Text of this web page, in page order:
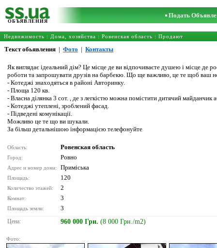
ОБЪЯВЛЕНИЯ
Подать
Недвижимость : Дома, хозяйства : Ровенская область : Продают
Текст обьявления | Фото | Контакты
Як виглядає ідеальний дім? Це місце де ви відпочиваєте душею і місце де
роботи та запрошувати друзів на барбекю. Що ще важливо, це те щоб ваш
- Котеджі знаходяться в районі Авторинку.
- Площа 120 кв.
- Власна ділянка 3 сот. , де з легкістю можна помістити дитячий майданчик
- Котеджі утеплені, зроблений фасад.
- Підведені комунікації.
Можливо це те що ви шукали.
За більш детальнішою інформацією телефонуйте
Область: Ровенская область
Город: Ровно
Адрес и номер дома: Приміська
Площадь: 120
Количество этажей: 2
Комнат: 3
Площадь земли: 3
Цена: 960 000 Грн. (8 000 Грн./m2)
Фото: